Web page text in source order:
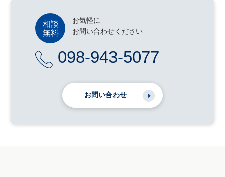
お気軽に
お問い合わせください
098-943-5077
お問い合わせ